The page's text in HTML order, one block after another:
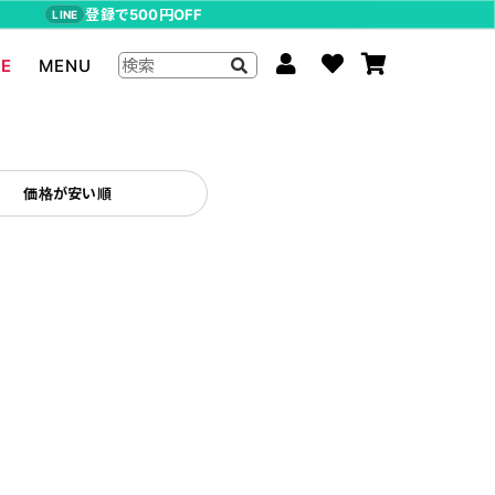
らんま1/2
MENU
LINE 登録で500円OFF
価格が安い順